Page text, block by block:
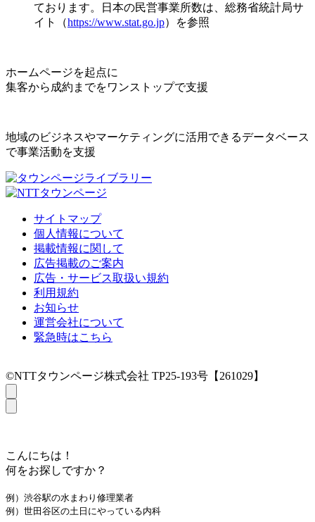
ております。日本の民営事業所数は、総務省統計局サ
イト（https://www.stat.go.jp）を参照
ホームページを起点に
集客から成約までをワンストップで支援
地域のビジネスやマーケティングに活用できるデータベース
で事業活動を支援
サイトマップ
個人情報について
掲載情報に関して
広告掲載のご案内
広告・サービス取扱い規約
利用規約
お知らせ
運営会社について
緊急時はこちら
©NTTタウンページ株式会社 TP25-193号【261029】
こんにちは！
何をお探しですか？
例）渋谷駅の水まわり修理業者
例）世田谷区の土日にやっている内科